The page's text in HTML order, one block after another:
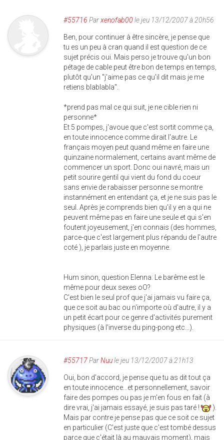
#55716 Parxenofab00 le jeu 13/12/2007 à 20h56
Ben, pour continuer à être sincère, je pense que
tu es un peu à cran quand il est question de ce
sujet précis oui. Mais perso je trouve qu'un bon
pétage de cable peut être bon de temps en temps,
plutôt qu'un "j'aime pas ce qu'il dit mais je me
retiens blablabla".
*prend pas mal ce qui suit, je ne cible rien ni
personne*
Et 5 pompes, j'avoue que c'est sortit comme ça,
en toute innocence comme dirait l'autre. Le
français moyen peut quand même en faire une
quinzaine normalement, certains avant même de
commencer un sport. Donc oui navré, mais un
petit sourire gentil qui vient du fond du coeur
sans envie de rabaisser personne se montre
instannément en entendant ça, et je ne suis pas le
seul. Après je comprends bien qu'il y en a qui ne
peuvent même pas en faire une seule et qui s'en
foutent joyeusement, j'en connais (des hommes,
parce-que c'est largement plus répandu de l'autre
coté ), je parlais juste en moyenne.
Hum sinon, question Elenna: Le barême est le
même pour deux sexes oO?
C'est bien le seul prof que j'ai jamais vu faire ça,
que ce soit au bac ou n'importe où d'autre, il y a
un petit écart pour ce genre d'activités purement
physiques (à l'inverse du ping-pong etc...).
#55717ParNuule jeu 13/12/2007 à 21h13
Oui, bon d'accord, je pense que tu as dit tout ça
en toute innocence...et personnellement, savoir
faire des pompes ou pas je m'en fous en fait (à
dire vrai, j'ai jamais essayé, je suis pas taré !
).
Mais par contre je pense pas que ce soit ce sujet
en particulier (C'est juste que c'est tombé dessus
parce que c'était là au mauvais moment), mais